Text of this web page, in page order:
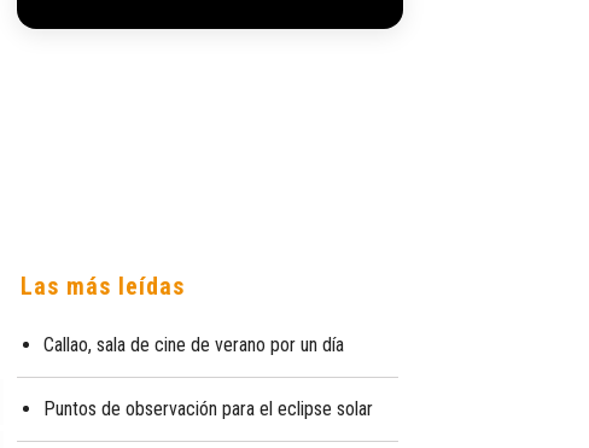
Las más leídas
Callao, sala de cine de verano por un día
Puntos de observación para el eclipse solar